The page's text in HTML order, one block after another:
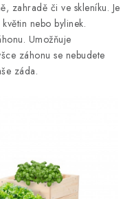
zahradě či ve skleníku. Je
nebo bylinek.
Umožňuje
záhonu se nebudete
záda.